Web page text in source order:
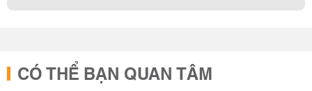
CÓ THỂ BẠN QUAN TÂM